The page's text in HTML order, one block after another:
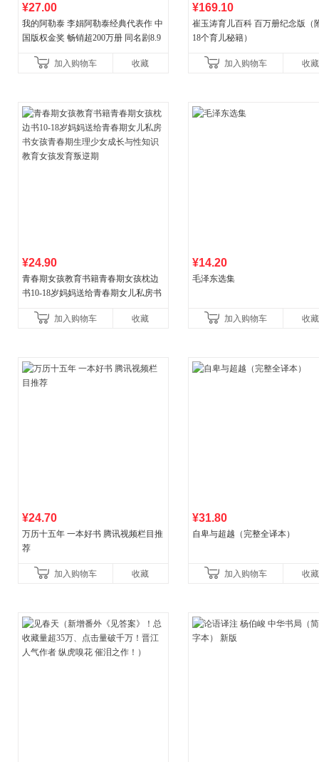
¥27.00
我的阿勒泰 李娟阿勒泰经典代表作 中
国版权金奖 畅销超200万册 同名剧8.9
加入购物车
收藏
¥169.10
崔玉涛育儿百科 百万册纪念版（
18个育儿秘籍）
加入购物车 收藏
¥24.90
青春期女孩教育书籍青春期女孩枕边
书10-18岁妈妈送给青春期女儿私房书
育女孩发育叛逆期
加入购物车 收藏
¥14.20
毛泽东选集
加入购物车 收藏
¥24.70
万历十五年 一本好书 腾讯视频栏目推
荐
加入购物车 收藏
¥31.80
自卑与超越（完整全译本）
加入购物车 收藏